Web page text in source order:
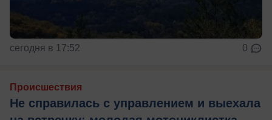
сегодня в 17:52 0
Происшествия
Не справилась с управлением и выехала